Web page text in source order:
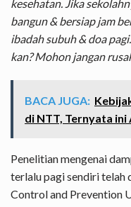
kesehatan. Jika
bangun & bersiap jam
ibadah subuh & doa
kan? Mohon jangan
BACA JUGA:
di NTT, Ternyata ini
Penelitian mengenai
terlalu pagi sendiri telah
Control and Prevention